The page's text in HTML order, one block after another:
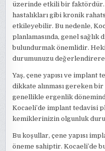
üzerinde etkili bir
hastalıkları gibi kronik
etkileyebilir. Bu nedenle,
planlamasında, genel sağlık
bulundurmak önemlidir.
durumunuzu
Yaş, çene yapısı ve implant
dikkate alınması gereken
genellikle ergenlik
Kocaeli’de implant tedavisi
kemiklerinizin olgunluk
Bu koşullar, çene yapısı
öneme sahiptir. Kocaeli’de